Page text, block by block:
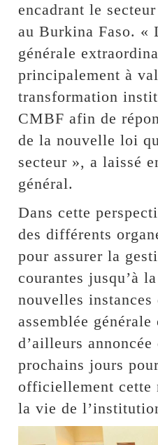
encadrant le
au Burkina Faso. «
générale
principalement à
transformation
CMBF afin de
de la nouvelle loi
secteur », a laissé
général.
Dans cette
des différents
pour assurer la
courantes jusqu’à
nouvelles
assemblée
d’ailleurs
prochains jours
officiellement cette
la vie de